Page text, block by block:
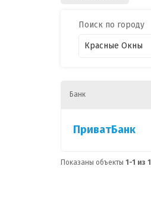
Поиск по городу
Банк
ПриватБанк
Показаны объекты 1-1 из 1